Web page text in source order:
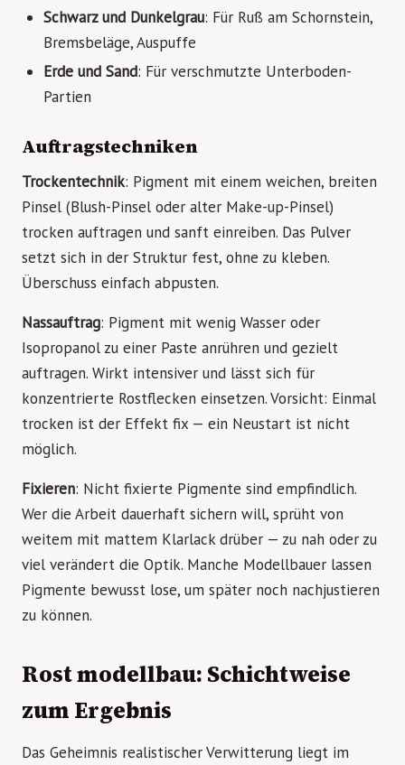
Schwarz und Dunkelgrau: Für Ruß am Schornstein,
Bremsbeläge, Auspuffe
Erde und Sand: Für verschmutzte Unterboden-
Partien
Auftragstechniken
Trockentechnik: Pigment mit einem weichen, breiten
Pinsel (Blush-Pinsel oder alter Make-up-Pinsel)
trocken auftragen und sanft einreiben. Das Pulver
setzt sich in der Struktur fest, ohne zu kleben.
Überschuss einfach abpusten.
Nassauftrag: Pigment mit wenig Wasser oder
Isopropanol zu einer Paste anrühren und gezielt
auftragen. Wirkt intensiver und lässt sich für
konzentrierte Rostflecken einsetzen. Vorsicht: Einmal
trocken ist der Effekt fix — ein Neustart ist nicht
möglich.
Fixieren: Nicht fixierte Pigmente sind empfindlich.
Wer die Arbeit dauerhaft sichern will, sprüht von
weitem mit mattem Klarlack drüber — zu nah oder zu
viel verändert die Optik. Manche Modellbauer lassen
Pigmente bewusst lose, um später noch nachjustieren
zu können.
Rost modellbau: Schichtweise
zum Ergebnis
Das Geheimnis realistischer Verwitterung liegt im